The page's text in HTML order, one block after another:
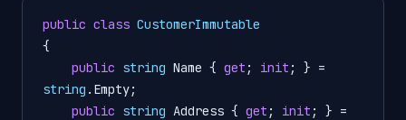
public class CustomerImmutable
{
public string Name { get ; init
string .Empty;
public string Address { get ; init